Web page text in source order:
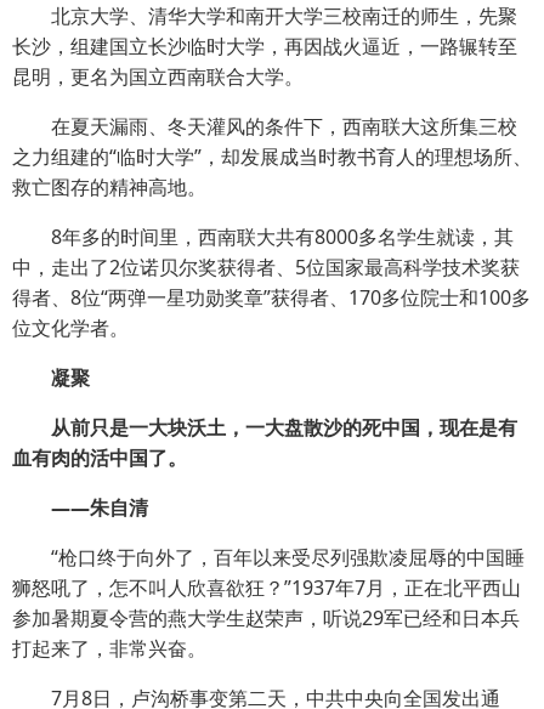
北京大学、清华大学和南开大学三校南迁的师生，先聚
长沙，组建国立长沙临时大学，再因战火逼近，一路辗转至
昆明，更名为国立西南联合大学。
在夏天漏雨、冬天灌风的条件下，西南联大这所集三校
之力组建的“临时大学”，却发展成当时教书育人的理想场所、
救亡图存的精神高地。
8年多的时间里，西南联大共有8000多名学生就读，其
中，走出了2位诺贝尔奖获得者、5位国家最高科学技术奖获
得者、8位“两弹一星功勋奖章”获得者、170多位院士和100多
位文化学者。
凝聚
从前只是一大块沃土，一大盘散沙的死中国，现在是有
血有肉的活中国了。
——朱自清
“枪口终于向外了，百年以来受尽列强欺凌屈辱的中国睡
狮怒吼了，怎不叫人欣喜欲狂？”1937年7月，正在北平西山
参加暑期夏令营的燕大学生赵荣声，听说29军已经和日本兵
打起来了，非常兴奋。
7月8日，卢沟桥事变第二天，中共中央向全国发出通